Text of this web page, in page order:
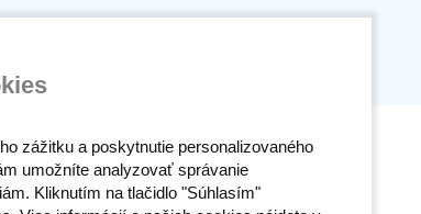
zážitku a poskytnutie personalizovaného
umožníte analyzovať správanie
Kliknutím na tlačidlo "Súhlasím"